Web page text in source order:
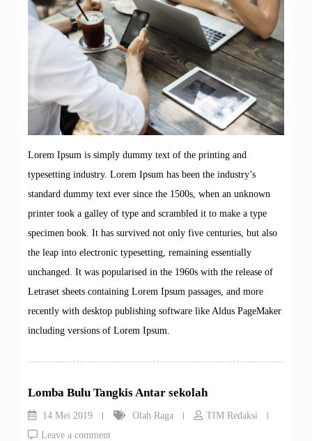
Lorem Ipsum is simply dummy text of the printing and
typesetting industry. Lorem Ipsum has been the industry’s
standard dummy text ever since the 1500s, when an unknown
printer took a galley of type and scrambled it to make a type
specimen book. It has survived not only five centuries, but also
the leap into electronic typesetting, remaining essentially
unchanged. It was popularised in the 1960s with the release of
Letraset sheets containing Lorem Ipsum passages, and more
recently with desktop publishing software like Aldus PageMaker
including versions of Lorem Ipsum.
Lomba Bulu Tangkis Antar sekolah
14 Mei 2019 Olah Raga
TIM Redaksi
Leave a comment